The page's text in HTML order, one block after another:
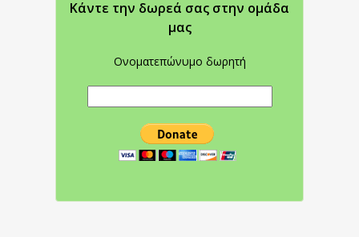
Κάντε την δωρεά σας στην oμάδα
μας
Ονοματεπώνυμο δωρητή